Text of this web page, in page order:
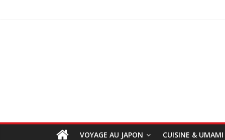
VOYAGE AU JAPON CUISINE & UMAMI